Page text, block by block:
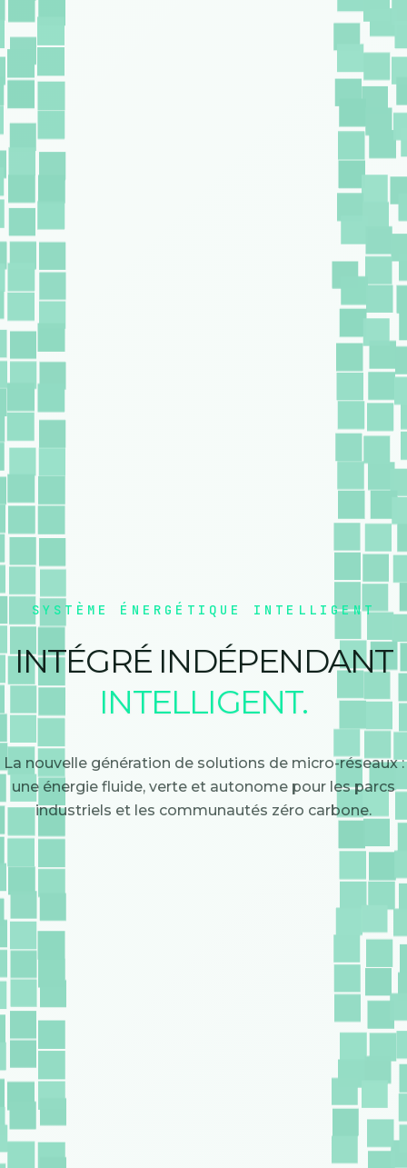
SYSTÈME ÉNERGÉTIQUE INTELLIGENT
INTÉGRÉ INDÉPENDANT
INTELLIGENT.
La nouvelle génération de solutions de micro-réseaux :
une énergie fluide, verte et autonome pour les parcs
industriels et les communautés zéro carbone.